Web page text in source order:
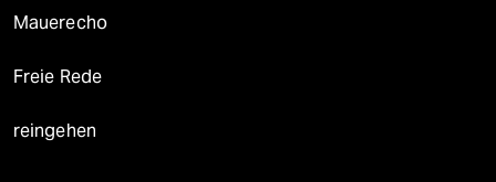
Mauerecho
Freie Rede
reingehen